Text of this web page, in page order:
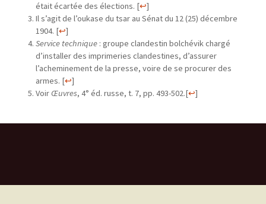
était écartée des élections. [↩]
Il s’agit de l’oukase du tsar au Sénat du 12 (25) décembre
1904. [↩]
Service technique : groupe clandestin bolchévik chargé
d’installer des imprimeries clandestines, d’assurer
l’acheminement de la presse, voire de se procurer des
armes. [↩]
Voir Œuvres, 4° éd. russe, t. 7, pp. 493-502.[↩]